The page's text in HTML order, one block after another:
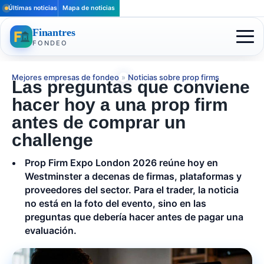
Últimas noticias Mapa de noticias
Finantres
FONDEO
Mejores empresas de fondeo » Noticias sobre prop firms
Las preguntas que conviene
hacer hoy a una prop firm
antes de comprar un
challenge
Prop Firm Expo London 2026 reúne hoy en
Westminster a decenas de firmas, plataformas y
proveedores del sector. Para el trader, la noticia
no está en la foto del evento, sino en las
preguntas que debería hacer antes de pagar una
evaluación.